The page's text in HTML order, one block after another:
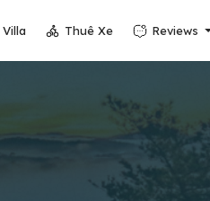
Villa Thuê Xe Reviews